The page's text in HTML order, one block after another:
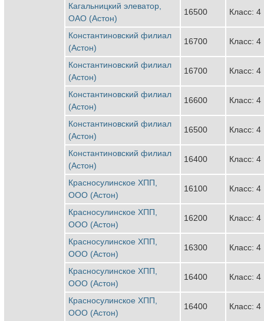
Кагальницкий элеватор,
ОАО (Астон)
16500 Класс: 4
Константиновский филиал
(Астон)
16700 Класс: 4
Константиновский филиал
(Астон)
16700 Класс: 4
Константиновский филиал
(Астон)
16600 Класс: 4
Константиновский филиал
(Астон)
16500 Класс: 4
Константиновский филиал
(Астон)
16400 Класс: 4
Красносулинское ХПП,
ООО (Астон)
16100 Класс: 4
Красносулинское ХПП,
ООО (Астон)
16200 Класс: 4
Красносулинское ХПП,
ООО (Астон)
16300 Класс: 4
Красносулинское ХПП,
ООО (Астон)
16400 Класс: 4
Красносулинское ХПП,
ООО (Астон)
16400 Класс: 4